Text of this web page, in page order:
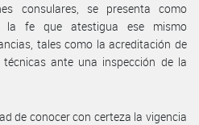
consulares, se presenta como
la fe que atestigua ese mismo
tales como la acreditación de
ante una inspección de la
de conocer con certeza la vigencia